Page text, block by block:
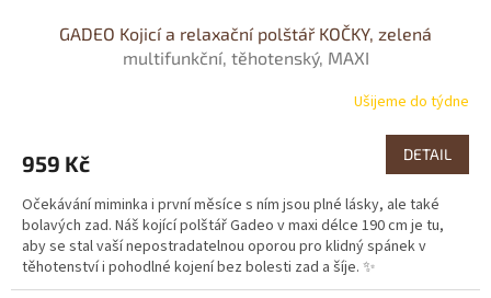
GADEO Kojicí a relaxační polštář KOČKY, zelená
multifunkční, těhotenský, MAXI
Ušijeme do týdne
959 Kč DETAIL
Očekávání miminka i první měsíce s ním jsou plné lásky, ale také
bolavých zad. Náš kojící polštář Gadeo v maxi délce 190 cm je tu,
aby se stal vaší nepostradatelnou oporou pro klidný spánek v
těhotenství i pohodlné kojení bez bolesti zad a šíje. ✨